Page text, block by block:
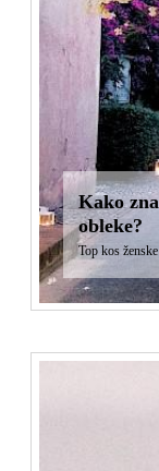
Kako
obleke?
Top kos